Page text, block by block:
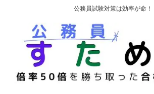
公務員試験対策は効率が命！